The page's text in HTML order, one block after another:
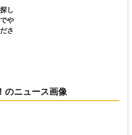
し
や
さ
のニュース画像